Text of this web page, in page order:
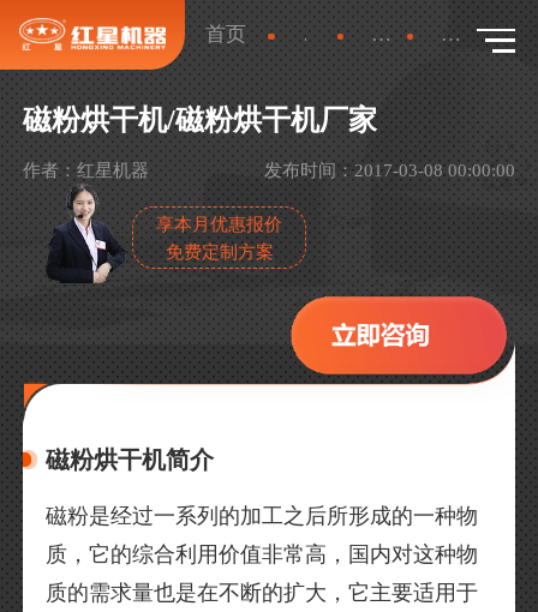
首页 新闻 产品新闻 详情
磁粉烘干机/磁粉烘干机厂家
作者：红星机器 发布时间：2017-03-08 00:00:00
享本月优惠报价
免费定制方案
磁粉烘干机简介
磁粉是经过一系列的加工之后所形成的一种物
质，它的综合利用价值非常高，国内对这种物
质的需求量也是在不断的扩大，它主要适用于